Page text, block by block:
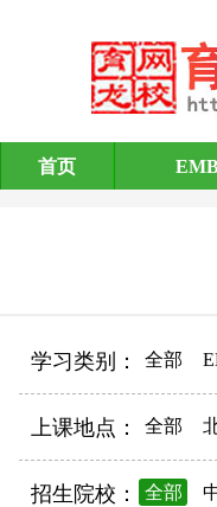
EMBA招生
首页
学习类别： 全部
上课地点： 全部
招生院校： 全部